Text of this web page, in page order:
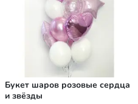
Букет шаров розовые сердца
и звёзды